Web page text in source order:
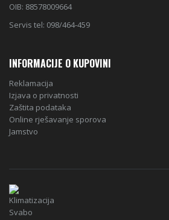
OIB: 88578009664
Servis tel: 098/464-459
INFORMACIJE O KUPOVINI
Reklamacija
Izjava o privatnosti
Zaštita podataka
Online rješavanje sporova
Jamstvo